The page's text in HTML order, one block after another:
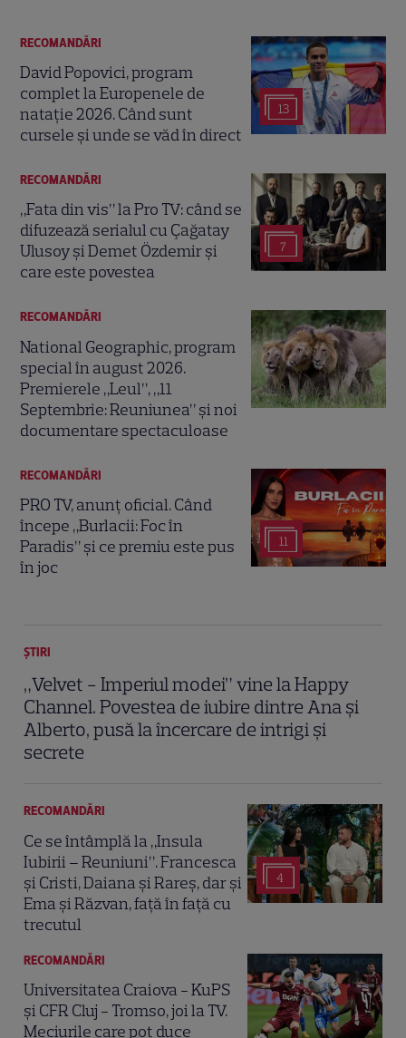
13
RECOMANDĂRI
David Popovici, program
complet la Europenele de
natație 2026. Când sunt
cursele și unde se văd în direct
7
RECOMANDĂRI
„Fata din vis” la Pro TV: când se
difuzează serialul cu Çağatay
Ulusoy și Demet Özdemir și
care este povestea
RECOMANDĂRI
National Geographic, program
special în august 2026.
Premierele „Leul”, „11
Septembrie: Reuniunea” și noi
documentare spectaculoase
11
RECOMANDĂRI
PRO TV, anunț oficial. Când
începe „Burlacii: Foc în
Paradis” și ce premiu este pus
în joc
ȘTIRI
„Velvet - Imperiul modei” vine la Happy
Channel. Povestea de iubire dintre Ana și
Alberto, pusă la încercare de intrigi și
secrete
4
RECOMANDĂRI
Ce se întâmplă la „Insula
Iubirii – Reuniuni”. Francesca
și Cristi, Daiana și Rareș, dar și
Ema și Răzvan, față în față cu
trecutul
RECOMANDĂRI
Universitatea Craiova - KuPS
și CFR Cluj - Tromso, joi la TV.
Meciurile care pot duce